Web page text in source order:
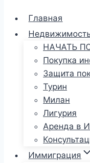
Главная
НАЧАТЬ
Покупка
Защита
Турин
Милан
Лигурия
Аренда в
Иммиграция